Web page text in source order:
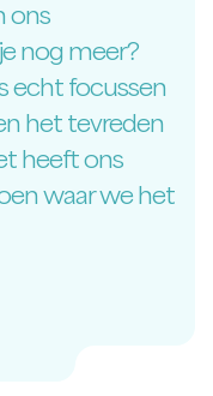
ons
nog meer?
echt focussen
het tevreden
heeft ons
waar we het